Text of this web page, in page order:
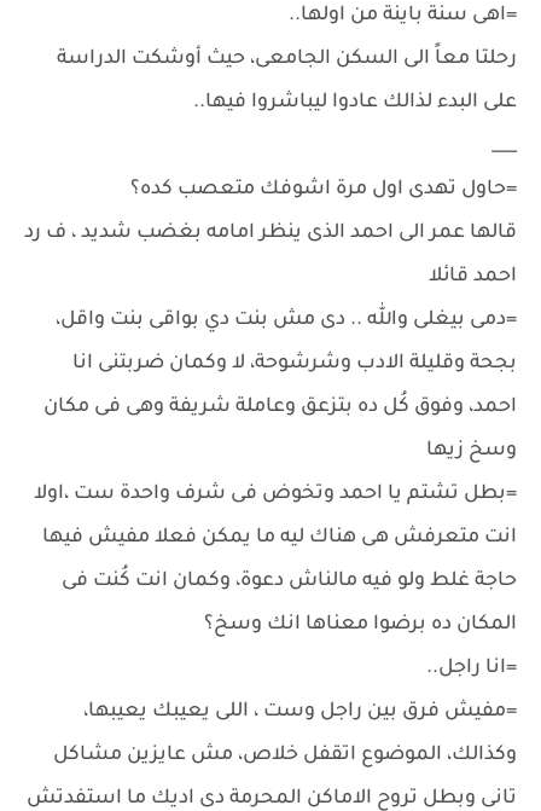
=اهى سنة باينة من اولها..
رحلتا معاً الى السكن الجامعى، حيث أوشكت الدراسة
على البدء لذالك عادوا ليباشروا فيها..
___
=حاول تهدى اول مرة اشوفك متعصب كده؟
قالها عمر الى احمد الذى ينظر امامه بغضب شديد ، ف رد
احمد قائلا
=دمى بيغلى والله .. دى مش بنت دي بواقى بنت واقل،
بجحة وقليلة الادب وشرشوحة، لا وكمان ضربتنى انا
احمد، وفوق كُل ده بتزعق وعاملة شريفة وهى فى مكان
وسخ زيها
=بطل تشتم يا احمد وتخوض فى شرف واحدة ست ،اولا
انت متعرفش هى هناك ليه ما يمكن فعلا مفيش فيها
حاجة غلط ولو فيه مالناش دعوة، وكمان انت كُنت فى
المكان ده برضوا معناها انك وسخ؟
=انا راجل..
=مفيش فرق بين راجل وست ، اللى يعيبك يعيبها،
وكذالك، الموضوع اتقفل خلاص، مش عايزين مشاكل
تانى وبطل تروح الاماكن المحرمة دى اديك ما استفدتش